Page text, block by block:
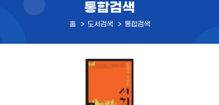
통합검색
홈 도서검색 통합검색